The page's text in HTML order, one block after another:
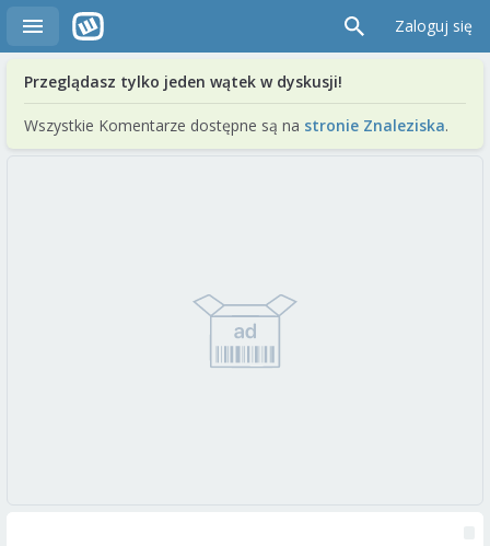
Zaloguj się
Przeglądasz tylko jeden wątek w dyskusji!
Wszystkie Komentarze dostępne są na stronie Znaleziska.